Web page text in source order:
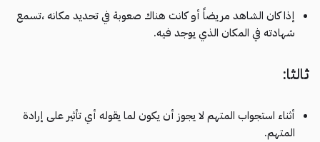
إذا كان الشاهد مريضاً أو كانت هناك صعوبة في تحديد مكانه ،تسمع
شهادته في المكان الذي يوجد فيه.
ثالثا:
أثناء استجواب المتهم لا يجوز أن يكون لما يقوله أي تأثير على إرادة
المتهم.